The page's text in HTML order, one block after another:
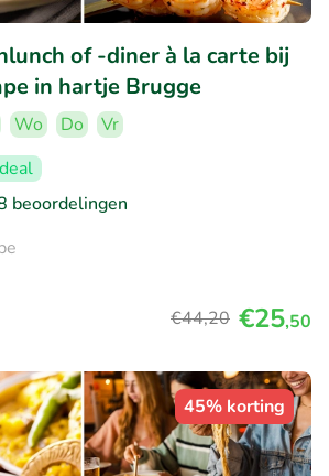
of -diner à la carte bij
in hartje Brugge
Wo Do
Vr
beoordelingen
€44,20 €25,50
45% korting